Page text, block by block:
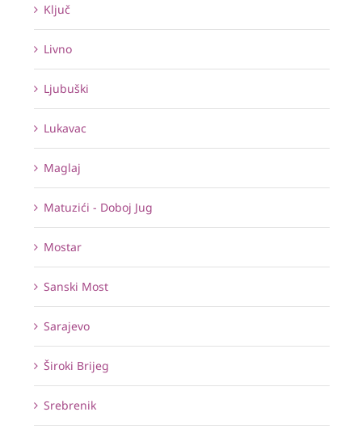
Ključ
Livno
Ljubuški
Lukavac
Maglaj
Matuzići - Doboj Jug
Mostar
Sanski Most
Sarajevo
Široki Brijeg
Srebrenik